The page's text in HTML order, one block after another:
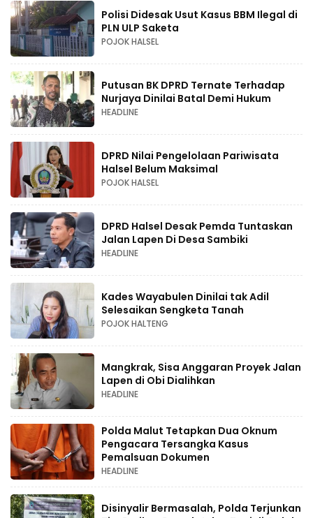
Polisi Didesak Usut Kasus BBM Ilegal di
PLN ULP Saketa
POJOK HALSEL
Putusan BK DPRD Ternate Terhadap
Nurjaya Dinilai Batal Demi Hukum
HEADLINE
DPRD Nilai Pengelolaan Pariwisata
Halsel Belum Maksimal
POJOK HALSEL
DPRD Halsel Desak Pemda Tuntaskan
Jalan Lapen Di Desa Sambiki
HEADLINE
Kades Wayabulen Dinilai tak Adil
Selesaikan Sengketa Tanah
POJOK HALTENG
Mangkrak, Sisa Anggaran Proyek Jalan
Lapen di Obi Dialihkan
HEADLINE
Polda Malut Tetapkan Dua Oknum
Pengacara Tersangka Kasus
Pemalsuan Dokumen
HEADLINE
Disinyalir Bermasalah, Polda Terjunkan